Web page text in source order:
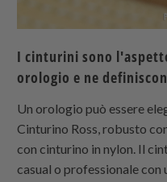
I cinturini sono
orologio e ne
Un orologio può essere
Cinturino Ross, robusto
con cinturino in nylon. Il
casual o professionale